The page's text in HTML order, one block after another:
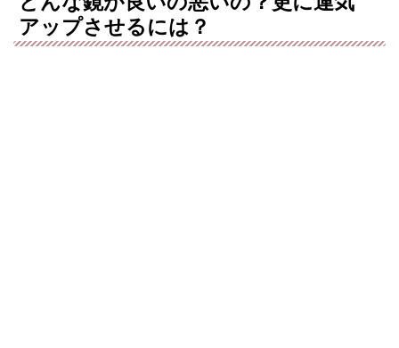
アップさせるには？